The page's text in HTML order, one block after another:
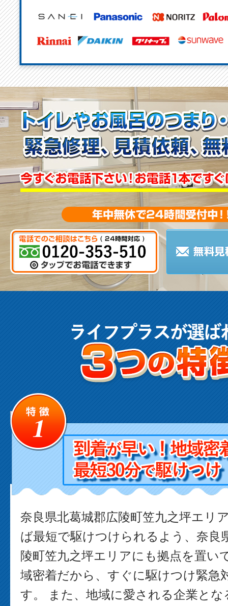
奈良県北葛城郡広陵町笠九之坪エリ
ば最短で駆けつけられるよう、奈良
陵町笠九之坪エリアにも拠点を置い
域密着だから、すぐに駆けつけ緊急
す。 また、地域に愛される企業と